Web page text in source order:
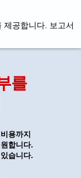
제공합니다. 보고서
를
용까지
합니다.
습니다.